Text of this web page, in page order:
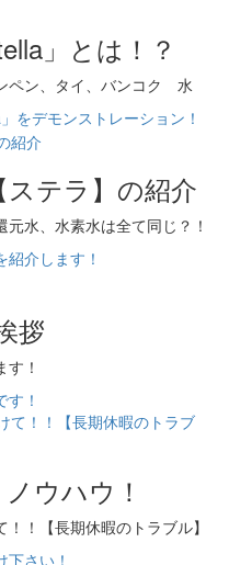
」とは！？
ペン、タイ、バンコク 水
をデモンストレーション！
テラ】の紹介
水、水素水は全て同じ？！
紹介します！
拶
！
！
ウハウ！
！！【長期休暇のトラブル】
さい！